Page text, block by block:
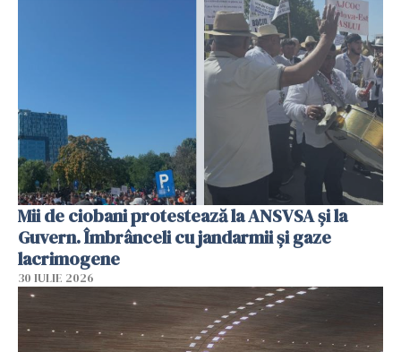
Mii de ciobani protestează la ANSVSA și la
Guvern. Îmbrânceli cu jandarmii și gaze
lacrimogene
30 IULIE 2026